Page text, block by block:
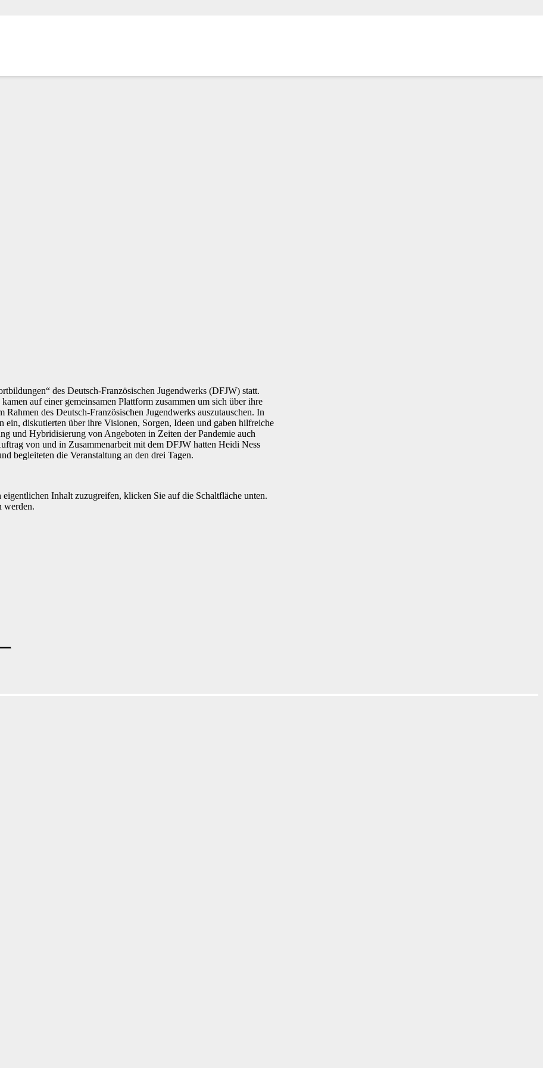
des Deutsch-Französischen Jugendwerks (DFJW) statt.
auf einer gemeinsamen Plattform zusammen um sich über ihre
des Deutsch-Französischen Jugendwerks auszutauschen. In
ein, diskutierten über ihre Visionen, Sorgen, Ideen und gaben hilfreiche
und Hybridisierung von Angeboten in Zeiten der Pandemie auch
von und in Zusammenarbeit mit dem DFJW hatten Heidi Ness
begleiteten die Veranstaltung an den drei Tagen.
eigentlichen Inhalt zuzugreifen, klicken Sie auf die Schaltfläche unten.
werden.